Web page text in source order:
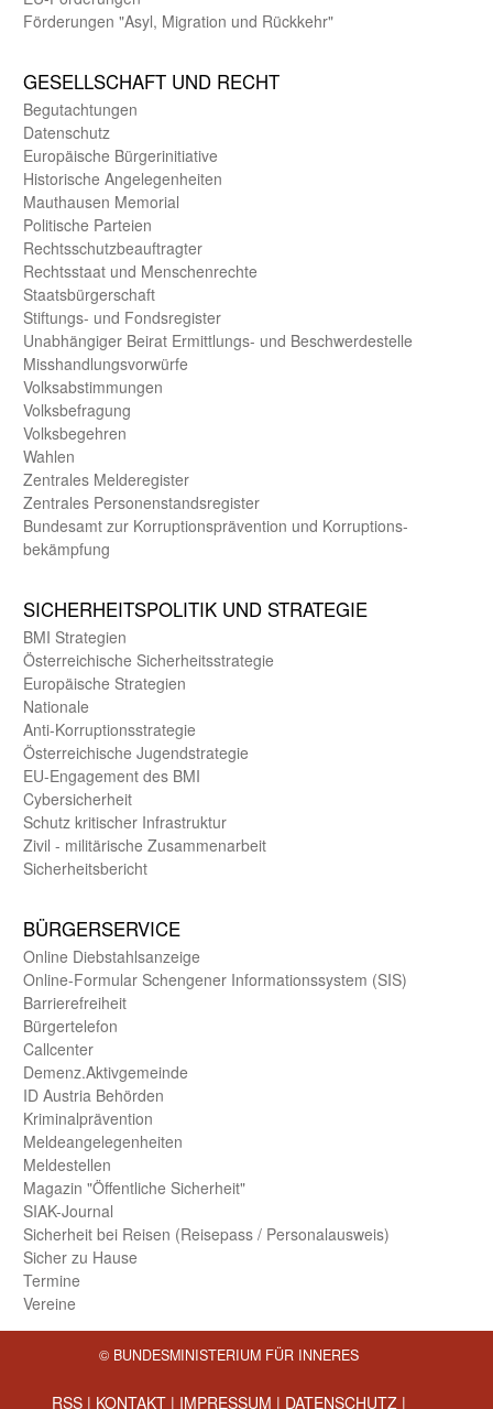
Förderungen "Asyl, Migration und Rückkehr"
GE­SELL­SCHAFT UND RECHT
Begut­achtungen
Daten­schutz
Europäische Bürger­initiative
Historische Angelegen­heiten
Mauthausen Memorial
Politische Parteien
Rechts­schutz­beauftragter
Rechts­staat und Menschen­rechte
Staats­bürger­schaft
Stiftungs- und Fonds­register
Unab­hängiger Beirat Ermittlungs- und Beschwerde­stelle
Misshandlungs­vorwürfe
Volks­abstimmungen
Volks­befragung
Volks­begehren
Wahlen
Zentrales Melde­register
Zentrales Personen­stands­register
Bundes­amt zur Korrup­tions­prävention und Korrup­tions­
bekämpfung
SICHER­HEITS­POLITIK UND STRATEGIE
BMI Strategien
Öster­reichische Sicherheits­strategie
Europäische Strategien
Nationale
Anti-Korruptions­strategie
Öster­reichische Jugend­strategie
EU-Engagement des BMI
Cybersicherheit
Schutz kritischer Infra­struktur
Zivil - militärische Zusammen­arbeit
Sicherheits­bericht
BÜRGER­SERVICE
Online Diebstahls­anzeige
Online-Formular Schengener Informationssystem (SIS)
Barriere­freiheit
Bürger­telefon
Call­center
Demenz.Aktiv­gemeinde
ID Austria Behörden
Kriminal­prävention
Melde­an­ge­le­gen­heiten
Meld­estellen
Magazin "Öffentliche Sicherheit"
SIAK-Journal
Sicherheit bei Reisen (Reise­pass / Personal­ausweis)
Sicher zu Hause
Termine
Vereine
© BUNDESMINISTERIUM FÜR INNERES
RSS | KONTAKT | IMPRESSUM | DATENSCHUTZ |